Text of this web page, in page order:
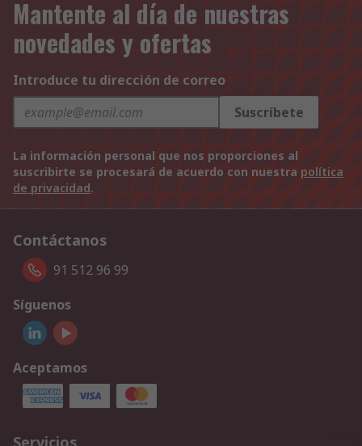
Mantente al día de nuestras
novedades y ofertas
Introduce tu dirección de correo
Suscríbete
La información personal que nos proporciones al
suscribirte se procesará de acuerdo con nuestra política
de privacidad.
Contáctanos
91 512 96 99
Síguenos
Aceptamos